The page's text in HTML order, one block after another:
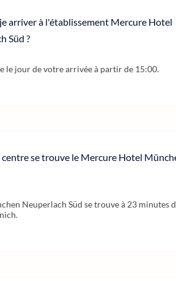
arriver à l'établissement Mercure Hotel
Süd ?
le jour de votre arrivée à partir de 15:00.
se trouve le Mercure Hotel
Neuperlach Süd se trouve à 23 minutes